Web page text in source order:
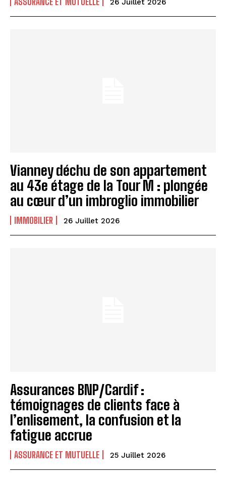
Vianney déchu de son appartement
au 43e étage de la Tour M : plongée
au cœur d’un imbroglio immobilier
IMMOBILIER 26 Juillet 2026
Assurances BNP/Cardif :
témoignages de clients face à
l’enlisement, la confusion et la
fatigue accrue
ASSURANCE ET MUTUELLE 25 Juillet 2026